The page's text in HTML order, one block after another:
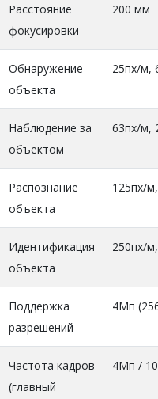
Расстояние
фокусировки
200 мм
Обнаружение
объекта
25пх/м,
Наблюдение за
объектом
63пх/м,
Распознание
объекта
125пх/
Идентификация
объекта
250пх/
Поддержка
разрешений
4Mп
Частота кадров
(главный
4Mп /